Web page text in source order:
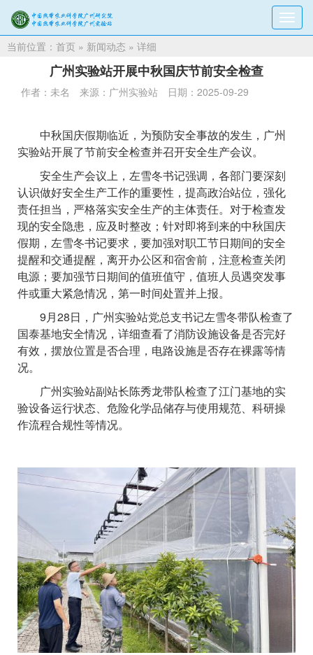
切
换
当前位置： 首页 » 新闻动态 » 详细
广州实验站开展中秋国庆节前安全检查
作者：未名 来源：广州实验站 日期：2025-09-29
中秋国庆假期临近，为预防安全事故的发生，广州
实验站开展了节前安全检查并召开安全生产会议。
安全生产会议上，左雪冬书记强调， 各部门要深刻
认识做好安全生产工作的重要性，提高政治站位，强化
责任担当，严格落实安全生产的主体责任。对于检查发
现的安全隐患，应及时整改；针对即将到来的中秋国庆
假期，左雪冬书记要求，要加强对职工节日期间的安全
提醒和交通提醒，离开办公区和宿舍前，注意检查关闭
电源；要加强节日期间的值班值守，值班人员遇突发事
件或重大紧急情况，第一时间处置并上报。
9月28日，广州实验站党总支书记左雪冬带队检查了
国泰基地安全情况，详细查看了消防设施设备是否完好
有效，摆放位置是否合理，电路设施是否存在裸露等情
况。
广州实验站副站长陈秀龙带队检查了江门基地的实
验设备运行状态、危险化学品储存与使用规范、科研操
作流程合规性等情况。